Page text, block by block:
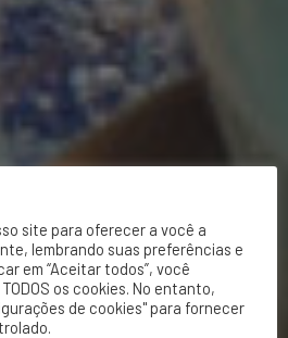
site para oferecer a você a
lembrando suas preferências e
em “Aceitar todos”, você
os cookies. No entanto,
de cookies" para fornecer